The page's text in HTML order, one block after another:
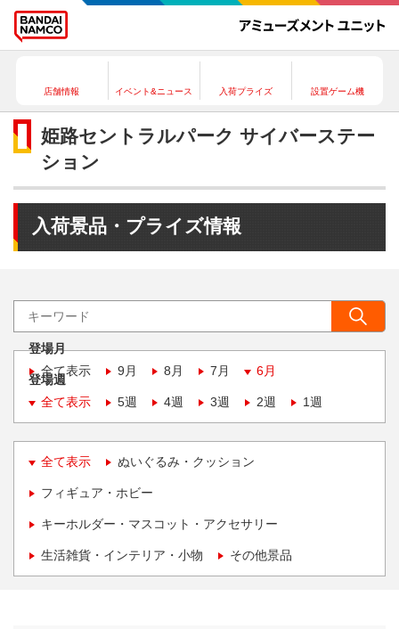
店舗情報 イベント&ニュース 入荷プライズ 設置ゲーム機
姫路セントラルパーク サイバーステー
ション
入荷景品・プライズ情報
登場月
全て表示
9月 8月 7月 6月
登場週
全て表示
5週 4週 3週 2週 1週
全て表示 ぬいぐるみ・クッション
フィギュア・ホビー
キーホルダー・マスコット・アクセサリー
生活雑貨・インテリア・小物 その他景品